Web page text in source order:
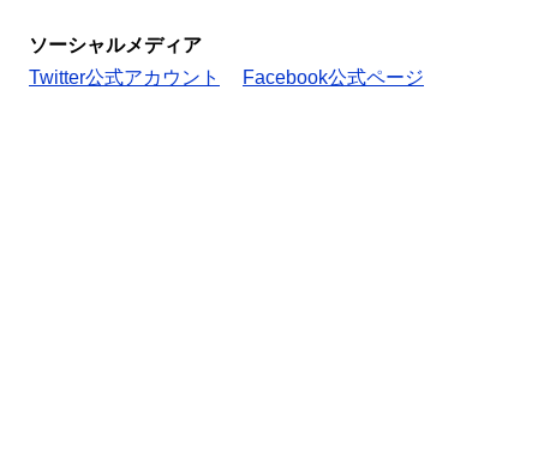
ソーシャルメディア
Twitter公式アカウント
Facebook公式ページ